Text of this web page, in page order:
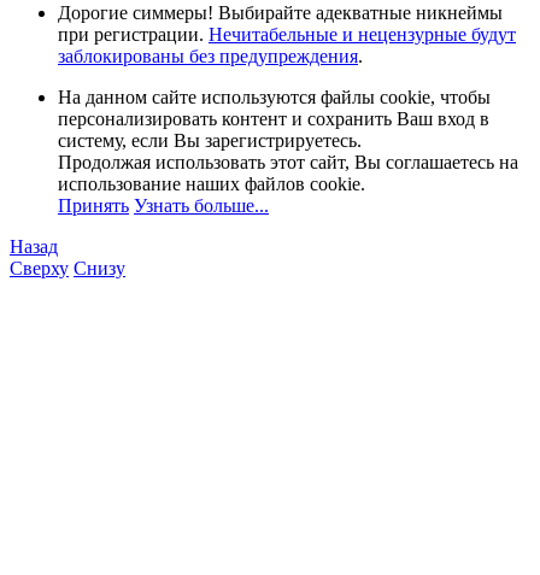
Дорогие симмеры! Выбирайте адекватные никнеймы
при регистрации. Нечитабельные и нецензурные будут
заблокированы без предупреждения.
На данном сайте используются файлы cookie, чтобы
персонализировать контент и сохранить Ваш вход в
систему, если Вы зарегистрируетесь.
Продолжая использовать этот сайт, Вы соглашаетесь на
использование наших файлов cookie.
Принять Узнать больше...
Назад
Сверху Снизу